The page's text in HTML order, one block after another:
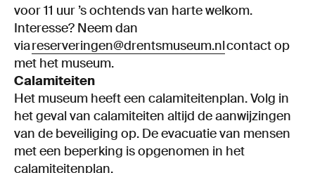
voor 11 uur ’s ochtends van harte welkom.
Interesse? Neem dan
viareserveringen@drentsmuseum.nlcontact op
met het museum.
Calamiteiten
Het museum heeft een calamiteitenplan. Volg in
het geval van calamiteiten altijd de aanwijzingen
van de beveiliging op. De evacuatie van mensen
met een beperking is opgenomen in het
calamiteitenplan.